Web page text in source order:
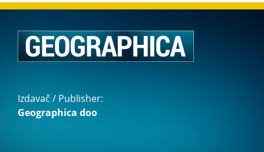
Izdavač / Publisher:
Geographica doo